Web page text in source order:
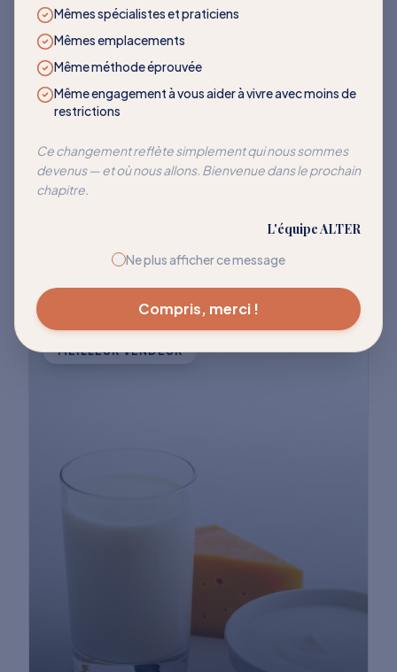
Mêmes spécialistes et praticiens
Mêmes emplacements
Même méthode éprouvée
Même engagement à vous aider à vivre avec moins de
restrictions
Ce changement reflète simplement qui nous sommes
devenus — et où nous allons. Bienvenue dans le prochain
chapitre.
L'équipe ALTER
Ne plus afficher ce message
Compris, merci !
LES PLUS DEMANDÉS
Des programmes qui
transforment
Rejoignez des milliers de clients qui ont
réussi à réentraîner leur corps pour cesser
de réagir à ces déclencheurs courants.
Explorer tous les programmes
MEILLEUR VENDEUR